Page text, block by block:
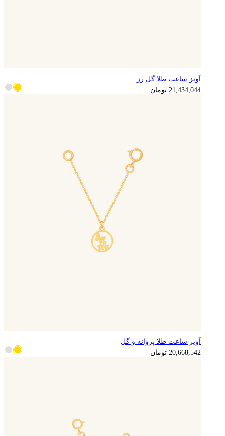
5,358,511 تومان
آویز ساعت طلا گل رز
21,434,044 تومان
5,167,136 تومان
آویز ساعت طلا پروانه و گل
20,668,542 تومان